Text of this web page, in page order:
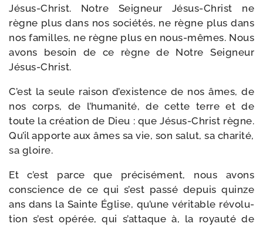
Jésus-​Christ. Notre Seigneur Jésus-​Christ ne
règne plus dans nos socié­tés, ne règne plus dans
nos familles, ne règne plus en nous-​mêmes. Nous
avons besoin de ce règne de Notre Seigneur
Jésus-Christ.
C’est la seule rai­son d’existence de nos âmes, de
nos corps, de l’humanité, de cette terre et de
toute la créa­tion de Dieu : que Jésus-​Christ règne.
Qu’il apporte aux âmes sa vie, son salut, sa cha­ri­té,
sa gloire.
Et c’est parce que pré­ci­sé­ment, nous avons
conscience de ce qui s’est pas­sé depuis quinze
ans dans la Sainte Église, qu’une véri­table révo­lu­
tion s’est opé­rée, qui s’attaque à, la royau­té de